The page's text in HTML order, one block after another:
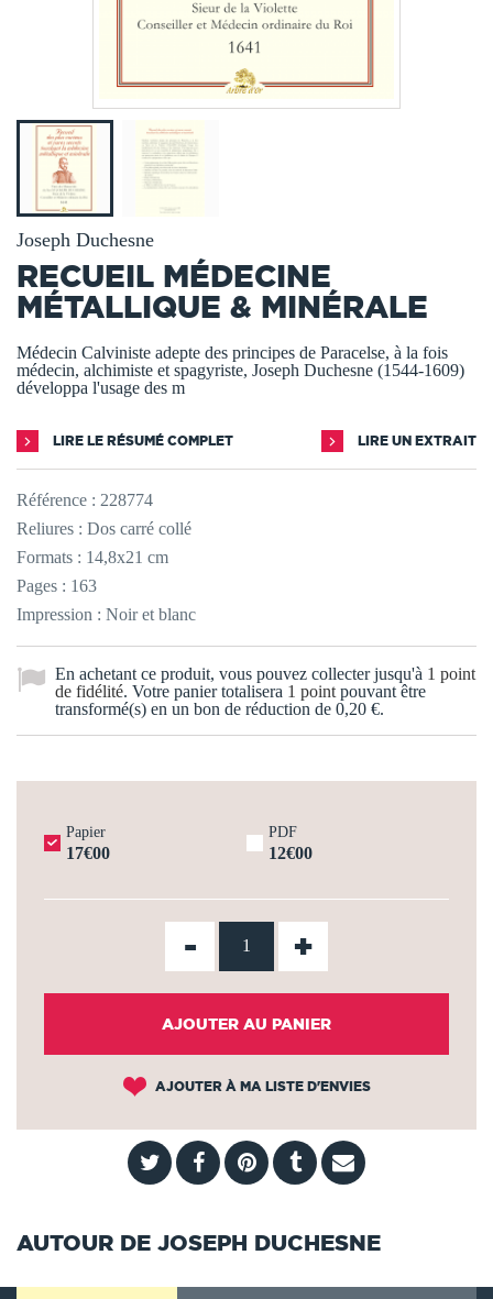
Joseph Duchesne
RECUEIL MÉDECINE
MÉTALLIQUE & MINÉRALE
Médecin Calviniste adepte des principes de Paracelse, à la fois
médecin, alchimiste et spagyriste, Joseph Duchesne (1544-1609)
développa l'usage des m
LIRE LE RÉSUMÉ COMPLET LIRE UN EXTRAIT
Référence : 228774
Reliures : Dos carré collé
Formats : 14,8x21 cm
Pages : 163
Impression : Noir et blanc
En achetant ce produit, vous pouvez collecter jusqu'à 1 point
de fidélité. Votre panier totalisera 1 point pouvant être
transformé(s) en un bon de réduction de 0,20 €.
Papier
17€00
PDF
12€00
- +
AJOUTER AU PANIER
AJOUTER À MA LISTE D'ENVIES
AUTOUR DE JOSEPH DUCHESNE